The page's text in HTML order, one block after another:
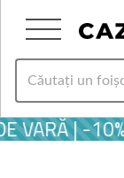
VARĂ | -